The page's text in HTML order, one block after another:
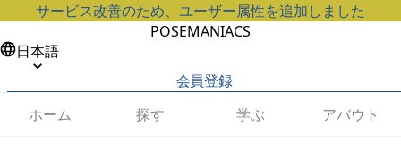
サービス改善のため、ユーザー属性を追加しました
POSEMANIACS
日本語
会員登録
ホーム
探す 学ぶ アバウト